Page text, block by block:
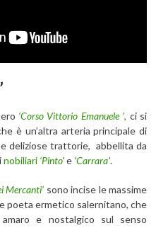
‘Corso Vittorio Emanuele ’, ci si
è un’altra arteria principale di
deliziose trattorie, abbellita da
nobiliari ‘Pinto’e ‘Carrara’.
Mercanti’ sono incise le massime
poeta ermetico salernitano, che
e nostalgico sul senso